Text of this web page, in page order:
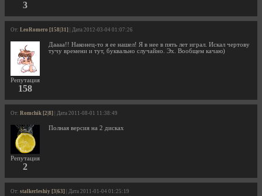
3
От: LeoRomero [158|31] | Дата 2012-03-04 01:07:26
Репутация
158
Даааа!! Наконец-то я ее нашел! Я в нее в пять лет играл. Искал чертову
тучу времени и тут, буквально случайно. Эх. Вообщем качаю)
От: Romchik [2|8] | Дата 2011-08-01 11:38:49
Репутация
2
Полная версия на 2 дисках
От: stalkerleshiy [3|63] | Дата 2011-01-04 01:25:19